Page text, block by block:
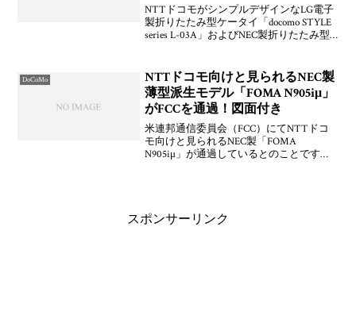
NTTドコモがシンプルデザインなLG電子
製折りたたみ型ケータイ「docomo STYLE
series L-03A」およびNEC製折りたたみ型
DoCoMo
NTTドコモ向けと見られるNEC製
薄型派生モデル「FOMA N905iμ」
がFCCを通過！図面付き
米連邦通信委員会（FCC）にてNTTドコ
モ向けと見られるNEC製「FOMA
N905iμ」が通過しているとのことです。
スポンサーリンク